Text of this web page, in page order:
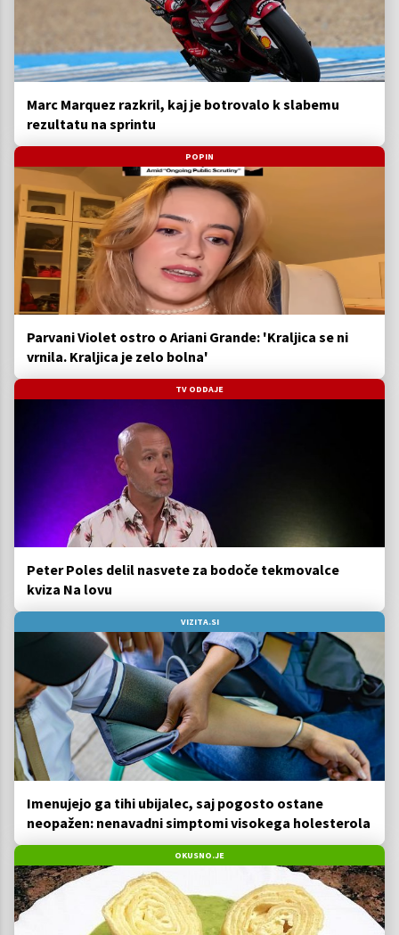
Marc Marquez razkril, kaj je botrovalo k slabemu
rezultatu na sprintu
POPIN
Parvani Violet ostro o Ariani Grande: 'Kraljica se ni
vrnila. Kraljica je zelo bolna'
TV ODDAJE
Peter Poles delil nasvete za bodoče tekmovalce
kviza Na lovu
VIZITA.SI
Imenujejo ga tihi ubijalec, saj pogosto ostane
neopažen: nenavadni simptomi visokega holesterola
OKUSNO.JE